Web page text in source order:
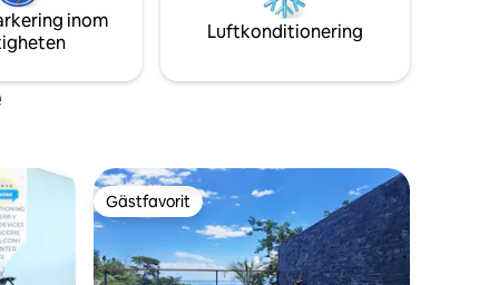
10 min promenad.
inom
Luftkonditionering
Gästfavorit
Gästfavorit